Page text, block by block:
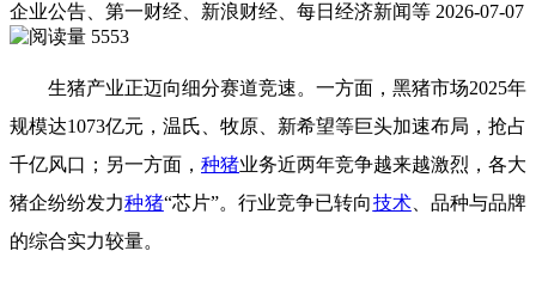
企业公告、第一财经、新浪财经、每日经济新闻等 2026-07-07
5553
生猪产业正迈向细分赛道竞速。一方面，黑猪市场2025年
规模达1073亿元，温氏、牧原、新希望等巨头加速布局，抢占
千亿风口；另一方面， 种猪业务近两年竞争越来越激烈，各大
猪企纷纷发力种猪“芯片”。行业竞争已转向技术、品种与品牌
的综合实力较量。